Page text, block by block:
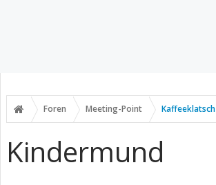
Foren Meeting-Point Kaffeeklatsch
Kindermund